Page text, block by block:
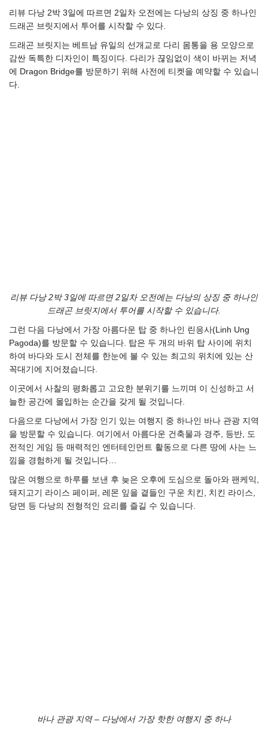
리뷰 다낭 2박 3일에 따르면 2일차 오전에는 다낭의 상징 중 하나인
드래곤 브릿지에서 투어를 시작할 수 있다.
드래곤 브릿지는 베트남 유일의 선개교로 다리 몸통을 용 모양으로
감싼 독특한 디자인이 특징이다. 다리가 끊임없이 색이 바뀌는 저녁
에 Dragon Bridge를 방문하기 위해 사전에 티켓을 예약할 수 있습니
다.
리뷰 다낭 2박 3일에 따르면 2일차 오전에는 다낭의 상징 중 하나인
드래곤 브릿지에서 투어를 시작할 수 있습니다.
그런 다음 다낭에서 가장 아름다운 탑 중 하나인 린응사(Linh Ung
Pagoda)를 방문할 수 있습니다. 탑은 두 개의 바위 탑 사이에 위치
하여 바다와 도시 전체를 한눈에 볼 수 있는 최고의 위치에 있는 산
꼭대기에 지어졌습니다.
이곳에서 사찰의 평화롭고 고요한 분위기를 느끼며 이 신성하고 서
늘한 공간에 몰입하는 순간을 갖게 될 것입니다.
다음으로 다낭에서 가장 인기 있는 여행지 중 하나인 바나 관광 지역
을 방문할 수 있습니다. 여기에서 아름다운 건축물과 경주, 등반, 도
전적인 게임 등 매력적인 엔터테인먼트 활동으로 다른 땅에 사는 느
낌을 경험하게 될 것입니다…
많은 여행으로 하루를 보낸 후 늦은 오후에 도심으로 돌아와 팬케익,
돼지고기 라이스 페이퍼, 레몬 잎을 곁들인 구운 치킨, 치킨 라이스,
당면 등 다낭의 전형적인 요리를 즐길 수 있습니다.
바나 관광 지역 – 다낭에서 가장 핫한 여행지 중 하나